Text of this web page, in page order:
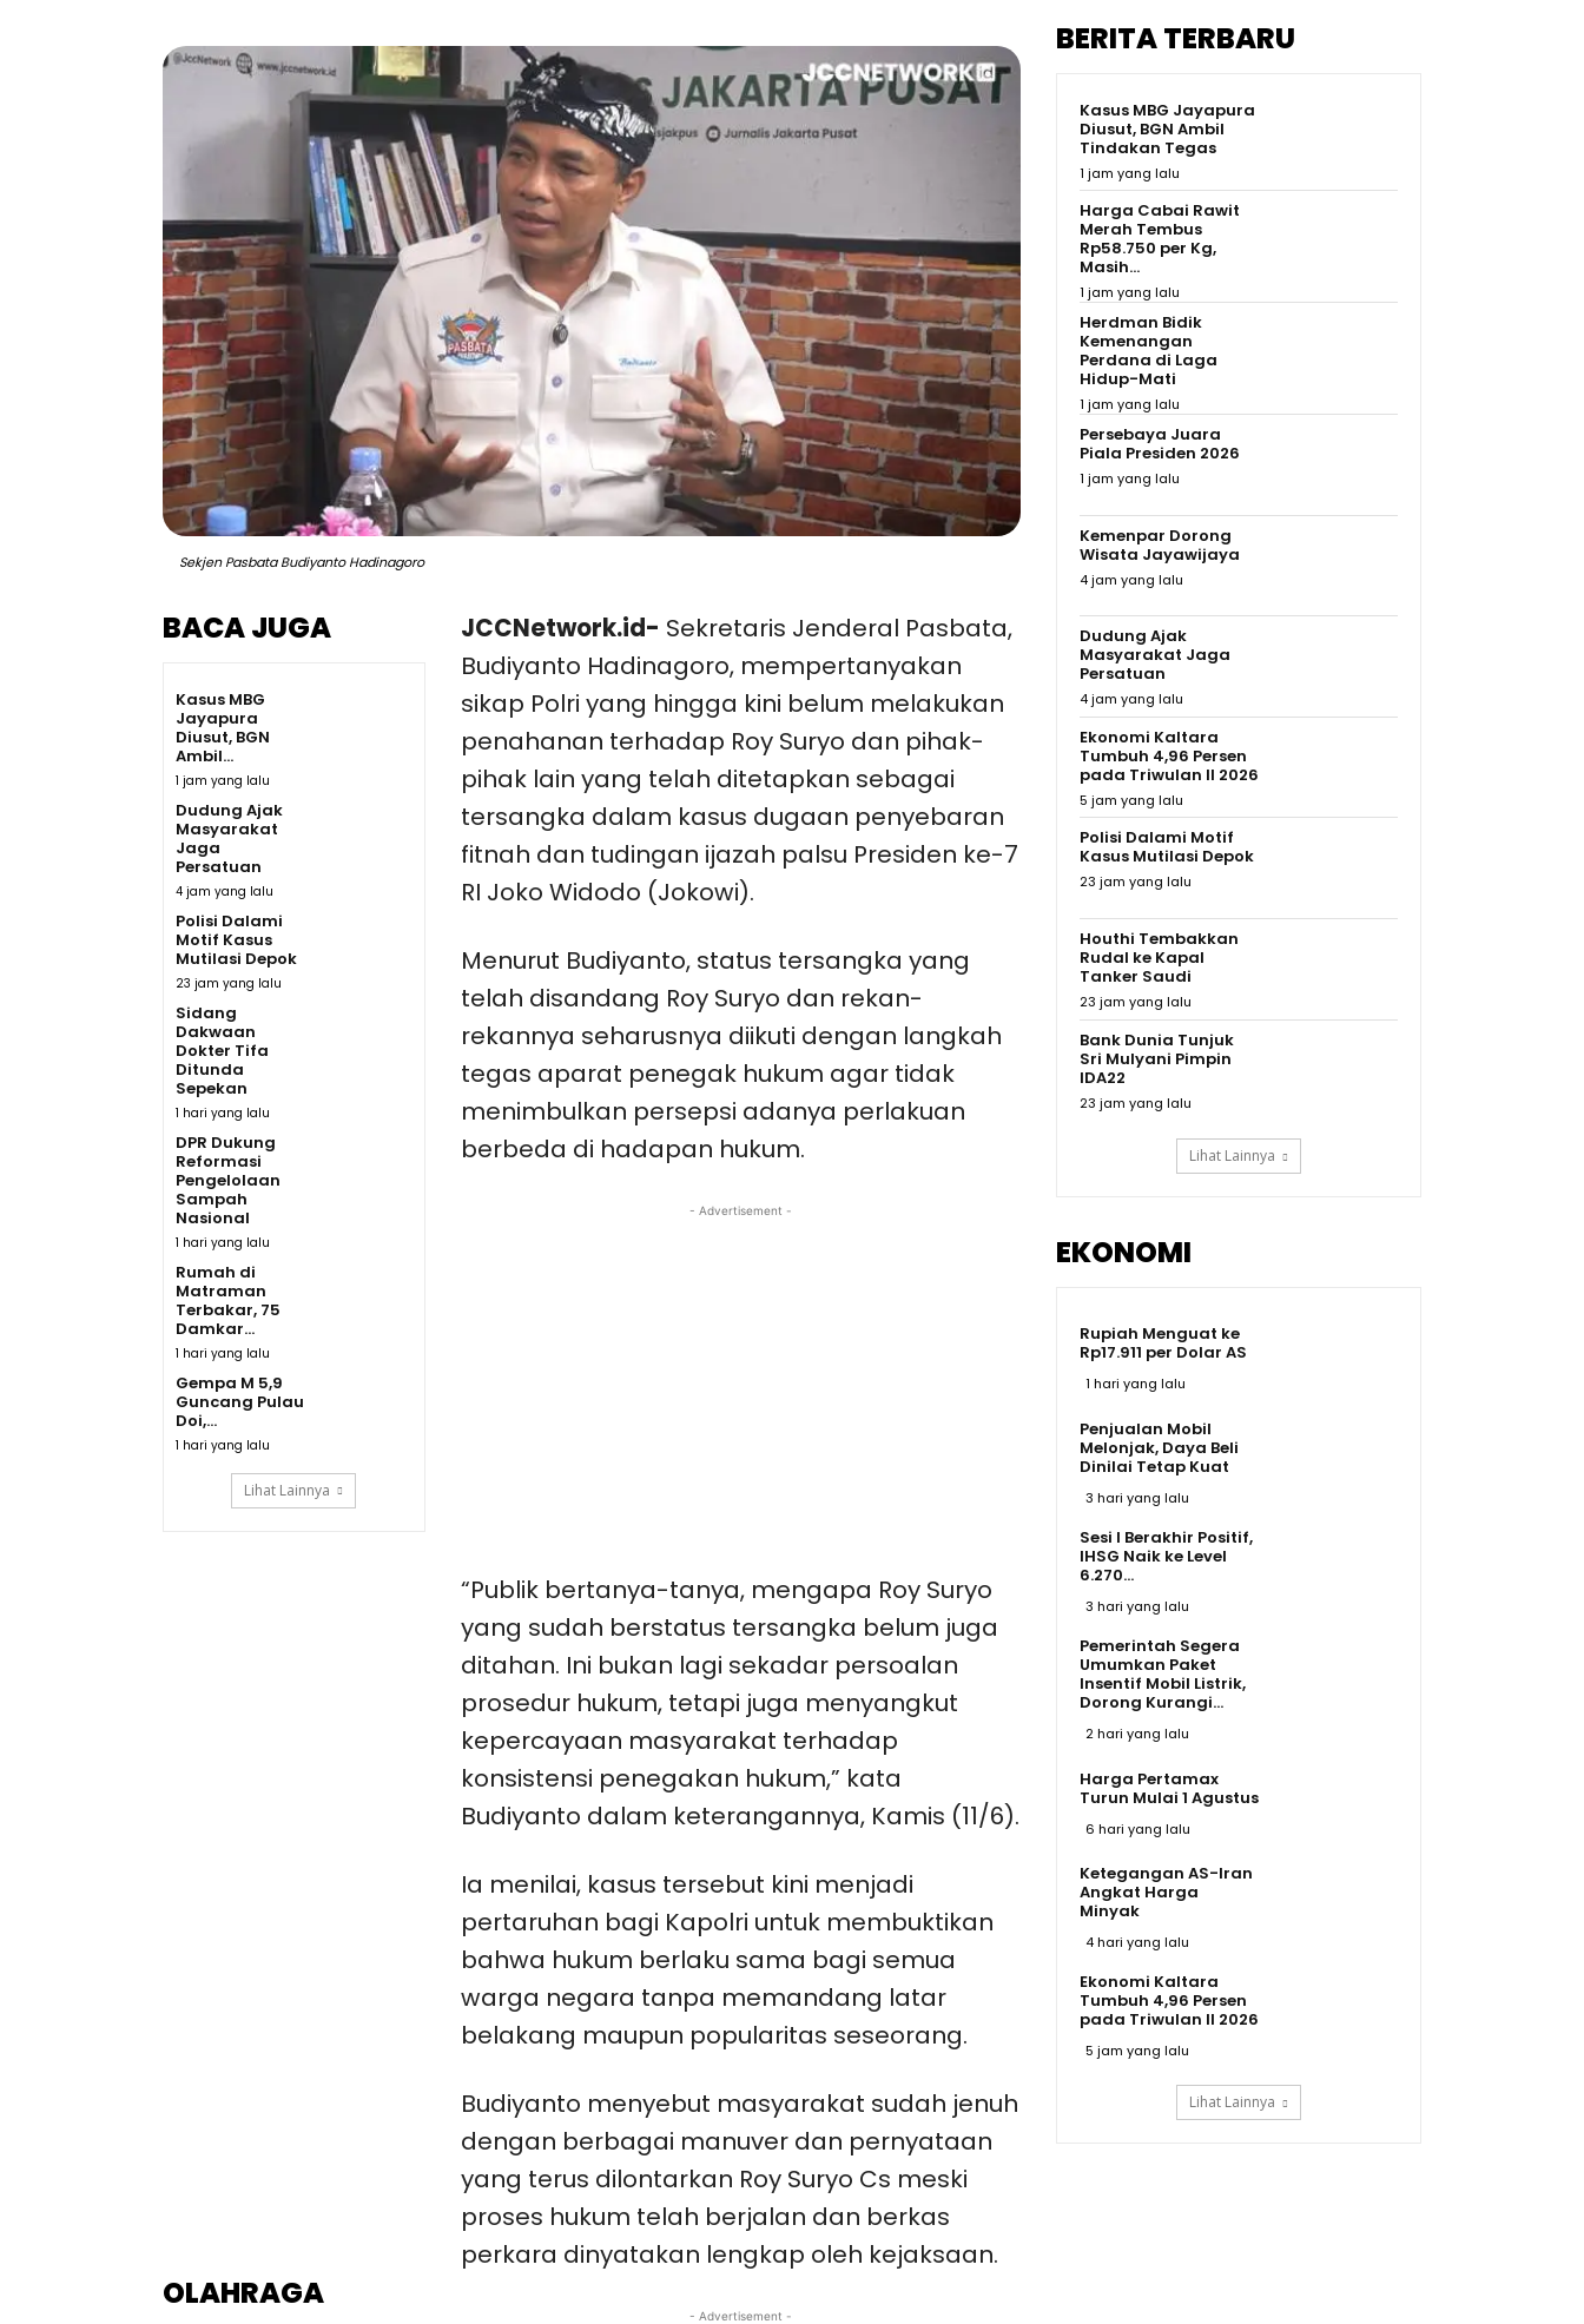
Sekjen Pasbata Budiyanto Hadinagoro
BACA JUGA
Kasus MBG
Jayapura
Diusut, BGN
Ambil...
1 jam yang lalu
Dudung Ajak
Masyarakat
Jaga
Persatuan
4 jam yang lalu
Polisi Dalami
Motif Kasus
Mutilasi Depok
23 jam yang lalu
Sidang
Dakwaan
Dokter Tifa
Ditunda
Sepekan
1 hari yang lalu
DPR Dukung
Reformasi
Pengelolaan
Sampah
Nasional
1 hari yang lalu
Rumah di
Matraman
Terbakar, 75
Damkar...
1 hari yang lalu
Gempa M 5,9
Guncang Pulau
Doi,...
1 hari yang lalu
Lihat Lainnya
OLAHRAGA
JCCNetwork.id- Sekretaris Jenderal Pasbata,
Budiyanto Hadinagoro, mempertanyakan
sikap Polri yang hingga kini belum melakukan
penahanan terhadap Roy Suryo dan pihak-
pihak lain yang telah ditetapkan sebagai
tersangka dalam kasus dugaan penyebaran
fitnah dan tudingan ijazah palsu Presiden ke-7
RI Joko Widodo (Jokowi).
Menurut Budiyanto, status tersangka yang
telah disandang Roy Suryo dan rekan-
rekannya seharusnya diikuti dengan langkah
tegas aparat penegak hukum agar tidak
menimbulkan persepsi adanya perlakuan
berbeda di hadapan hukum.
- Advertisement -
“Publik bertanya-tanya, mengapa Roy Suryo
yang sudah berstatus tersangka belum juga
ditahan. Ini bukan lagi sekadar persoalan
prosedur hukum, tetapi juga menyangkut
kepercayaan masyarakat terhadap
konsistensi penegakan hukum,” kata
Budiyanto dalam keterangannya, Kamis (11/6).
Ia menilai, kasus tersebut kini menjadi
pertaruhan bagi Kapolri untuk membuktikan
bahwa hukum berlaku sama bagi semua
warga negara tanpa memandang latar
belakang maupun popularitas seseorang.
Budiyanto menyebut masyarakat sudah jenuh
dengan berbagai manuver dan pernyataan
yang terus dilontarkan Roy Suryo Cs meski
proses hukum telah berjalan dan berkas
perkara dinyatakan lengkap oleh kejaksaan.
- Advertisement -
BERITA TERBARU
Kasus MBG Jayapura
Diusut, BGN Ambil
Tindakan Tegas
1 jam yang lalu
Harga Cabai Rawit
Merah Tembus
Rp58.750 per Kg,
Masih...
1 jam yang lalu
Herdman Bidik
Kemenangan
Perdana di Laga
Hidup-Mati
1 jam yang lalu
Persebaya Juara
Piala Presiden 2026
1 jam yang lalu
Kemenpar Dorong
Wisata Jayawijaya
4 jam yang lalu
Dudung Ajak
Masyarakat Jaga
Persatuan
4 jam yang lalu
Ekonomi Kaltara
Tumbuh 4,96 Persen
pada Triwulan II 2026
5 jam yang lalu
Polisi Dalami Motif
Kasus Mutilasi Depok
23 jam yang lalu
Houthi Tembakkan
Rudal ke Kapal
Tanker Saudi
23 jam yang lalu
Bank Dunia Tunjuk
Sri Mulyani Pimpin
IDA22
23 jam yang lalu
Lihat Lainnya
EKONOMI
Rupiah Menguat ke
Rp17.911 per Dolar AS
1 hari yang lalu
Penjualan Mobil
Melonjak, Daya Beli
Dinilai Tetap Kuat
3 hari yang lalu
Sesi I Berakhir Positif,
IHSG Naik ke Level
6.270...
3 hari yang lalu
Pemerintah Segera
Umumkan Paket
Insentif Mobil Listrik,
Dorong Kurangi...
2 hari yang lalu
Harga Pertamax
Turun Mulai 1 Agustus
6 hari yang lalu
Ketegangan AS-Iran
Angkat Harga
Minyak
4 hari yang lalu
Ekonomi Kaltara
Tumbuh 4,96 Persen
pada Triwulan II 2026
5 jam yang lalu
Lihat Lainnya